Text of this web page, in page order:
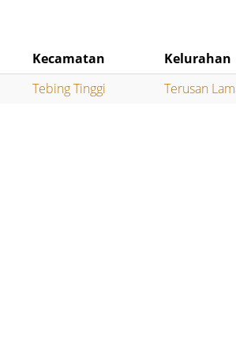
Kecamatan
Kelurahan
Tebing Tinggi Terusan